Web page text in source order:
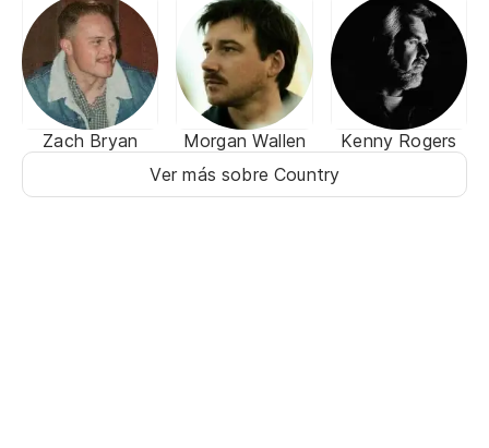
Zach Bryan Morgan Wallen
Kenny Rogers
Ver más sobre Country